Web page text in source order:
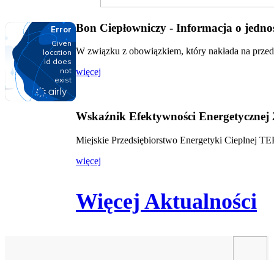
Bon Ciepłowniczy - Informacja o
W związku z obowiązkiem, który nakłada na
więcej
Wskaźnik Efektywności Energetycznej
Miejskie Przedsiębiorstwo Energetyki Cieplnej
więcej
Więcej Aktualności